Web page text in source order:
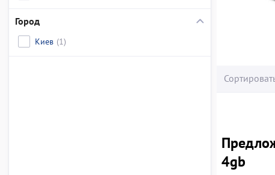
Город
Киев (1)
4gb